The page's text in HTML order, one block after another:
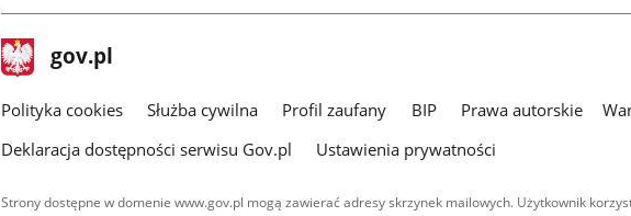
stopka
gov.pl Strona
gov.pl
gov.pl
Polityka cookies Służba cywilna Profil zaufany BIP Prawa autorskie
Deklaracja dostępności serwisu Gov.pl
Ustawienia prywatności
Strony dostępne w domenie www.gov.pl mogą zawierać adresy skrzynek mailowych. Użytkownik